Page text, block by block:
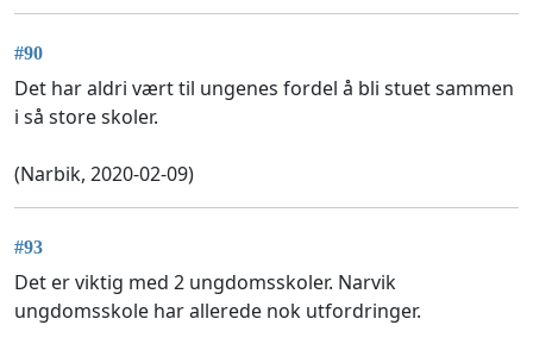
#90
Det har aldri vært til ungenes fordel å bli stuet sammen
i så store skoler.
(Narbik, 2020-02-09)
#93
Det er viktig med 2 ungdomsskoler. Narvik
ungdomsskole har allerede nok utfordringer.